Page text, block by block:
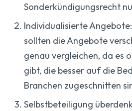
Sonderkündigungsrecht
Individualisierte
sollten die Angebote
genau vergleichen, da es
gibt, die besser auf die
Branchen zugeschnitten
Selbstbeteiligung